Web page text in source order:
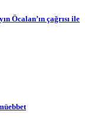
Öcalan’ın çağrısı ile